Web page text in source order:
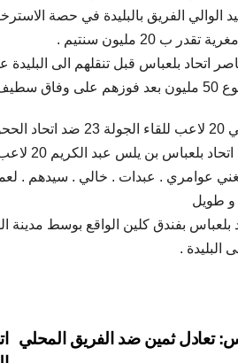
الوالي الفريق بالبليدة في حصة
ب 20 مليون سنتيم .
الجمهورية .
عوامري . عبدات . خالي . سيدهم .
و طويل
بلعباس بفندق كلين الواقع بوسط مدينة
البليدة .
تعادل ثمين ضد الفريق المحلي